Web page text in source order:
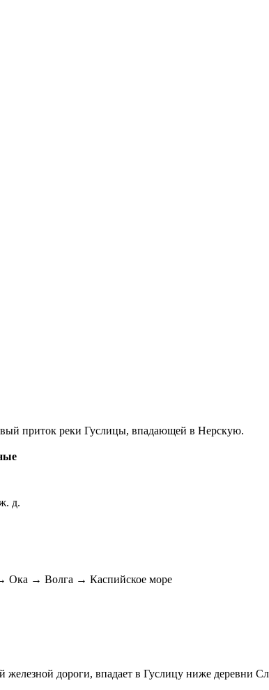
приток реки Гуслицы, впадающей в Нерскую.
д.
Ока → Волга → Каспийское море
железной дороги, впадает в Гуслицу ниже деревни